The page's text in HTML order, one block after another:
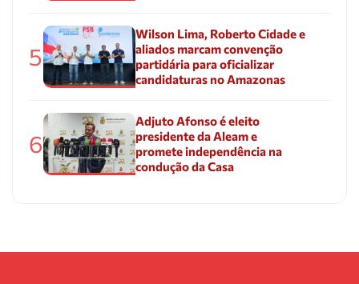
5
Wilson Lima, Roberto Cidade e
aliados marcam convenção
partidária para oficializar
candidaturas no Amazonas
6
Adjuto Afonso é eleito
presidente da Aleam e
promete independência na
condução da Casa